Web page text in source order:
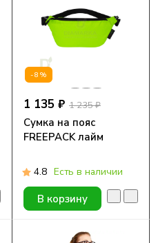
-8%
1 135 ₽ 1 235 ₽
Сумка на пояс
FREEPACK лайм
4.8 Есть в наличии
В корзину